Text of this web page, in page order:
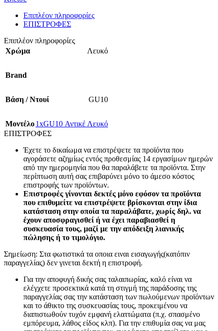
Επιπλέον πληροφορίες
ΕΠΙΣΤΡΟΦΕΣ
Επιπλέον πληροφορίες
Χρώμα
Λευκό
Brand
Βάση / Ντουί GU10
Mοντέλο1xGU10 Αντικέ Λευκό
ΕΠΙΣΤΡΟΦΕΣ
Έχετε το δικαίωμα να επιστρέψετε τα προϊόντα που
αγοράσετε αζημίως εντός προθεσμίας 14 εργασίμων ημερών
από την ημερομηνία που θα παραλάβετε τα προϊόντα. Στην
περίπτωση αυτή σας επιβαρύνει μόνο το άμεσο κόστος
επιστροφής των προϊόντων.
Επιστροφές γίνονται δεκτές μόνο εφόσον τα προϊόντα
που επιθυμείτε να επιστρέψετε βρίσκονται στην ίδια
κατάσταση στην οποία τα παραλάβατε, χωρίς δηλ. να
έχουν αποσφραγισθεί ή να έχει παραβιασθεί η
συσκευασία τους, μαζί με την απόδειξη λιανικής
πώλησης ή το τιμολόγιο.
Σημείωση: Στα φωτιστικά τα οποια ειναι εισαγωγής(κατόπιν
παραγγελίας) δεν γινεται δεκτή η επιστροφή.
Για την αποφυγή δικής σας ταλαιπωρίας, καλό είναι να
ελέγχετε προσεκτικά κατά τη στιγμή της παράδοσης της
παραγγελίας σας την κατάσταση των πωλούμενων προϊόντων
και το άθικτο της συσκευασίας τους, προκειμένου να
διαπιστωθούν τυχόν εμφανή ελαττώματα (π.χ. σπασμένο
εμπόρευμα, λάθος είδος κλπ). Για την επιθυμία σας να μας